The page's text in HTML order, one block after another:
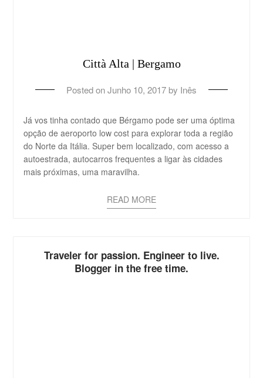
Città Alta | Bergamo
Posted onJunho 10, 2017 by Inês
Já vos tinha contado que Bérgamo pode ser uma óptima
opção de aeroporto low cost para explorar toda a região
do Norte da Itália. Super bem localizado, com acesso a
autoestrada, autocarros frequentes a ligar às cidades
mais próximas, uma maravilha.
READ MORE
Traveler for passion. Engineer to live.
Blogger in the free time.